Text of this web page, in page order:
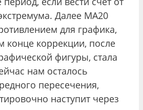
Далее МА20
для графика,
конце коррекции, после
фигуры, стала
нам осталось
пересечения,
наступит через